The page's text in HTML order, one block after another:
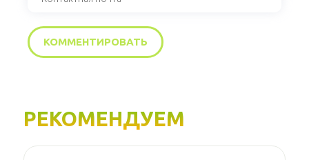
РЕКОМЕНДУЕМ